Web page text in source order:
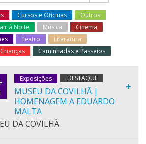
Cursos e Oficinas
Outros
à Noite Música
Cinema
Teatro
Literatura
Crianças Caminhadas e Passeios
+
Exposições _DESTAQUE
MUSEU DA COVILHÃ |
HOMENAGEM A EDUARDO
MALTA
DA COVILHÃ